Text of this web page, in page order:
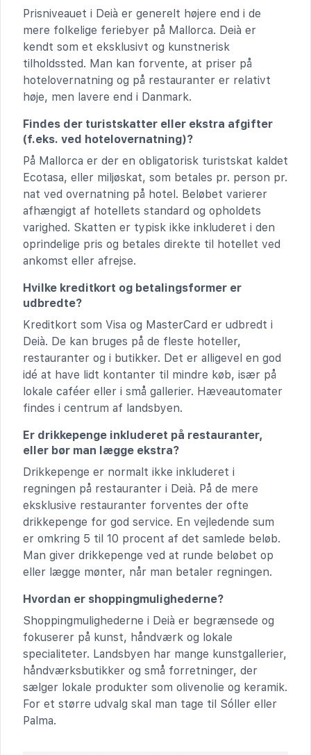
Prisniveauet i Deià er generelt højere end i de
mere folkelige feriebyer på Mallorca. Deià er
kendt som et eksklusivt og kunstnerisk
tilholdssted. Man kan forvente, at priser på
hotelovernatning og på restauranter er relativt
høje, men lavere end i Danmark.
Findes der turistskatter eller ekstra afgifter
(f.eks. ved hotelovernatning)?
På Mallorca er der en obligatorisk turistskat kaldet
Ecotasa, eller miljøskat, som betales pr. person pr.
nat ved overnatning på hotel. Beløbet varierer
afhængigt af hotellets standard og opholdets
varighed. Skatten er typisk ikke inkluderet i den
oprindelige pris og betales direkte til hotellet ved
ankomst eller afrejse.
Hvilke kreditkort og betalingsformer er
udbredte?
Kreditkort som Visa og MasterCard er udbredt i
Deià. De kan bruges på de fleste hoteller,
restauranter og i butikker. Det er alligevel en god
idé at have lidt kontanter til mindre køb, især på
lokale caféer eller i små gallerier. Hæveautomater
findes i centrum af landsbyen.
Er drikkepenge inkluderet på restauranter,
eller bør man lægge ekstra?
Drikkepenge er normalt ikke inkluderet i
regningen på restauranter i Deià. På de mere
eksklusive restauranter forventes der ofte
drikkepenge for god service. En vejledende sum
er omkring 5 til 10 procent af det samlede beløb.
Man giver drikkepenge ved at runde beløbet op
eller lægge mønter, når man betaler regningen.
Hvordan er shoppingmulighederne?
Shoppingmulighederne i Deià er begrænsede og
fokuserer på kunst, håndværk og lokale
specialiteter. Landsbyen har mange kunstgallerier,
håndværksbutikker og små forretninger, der
sælger lokale produkter som olivenolie og keramik.
For et større udvalg skal man tage til Sóller eller
Palma.